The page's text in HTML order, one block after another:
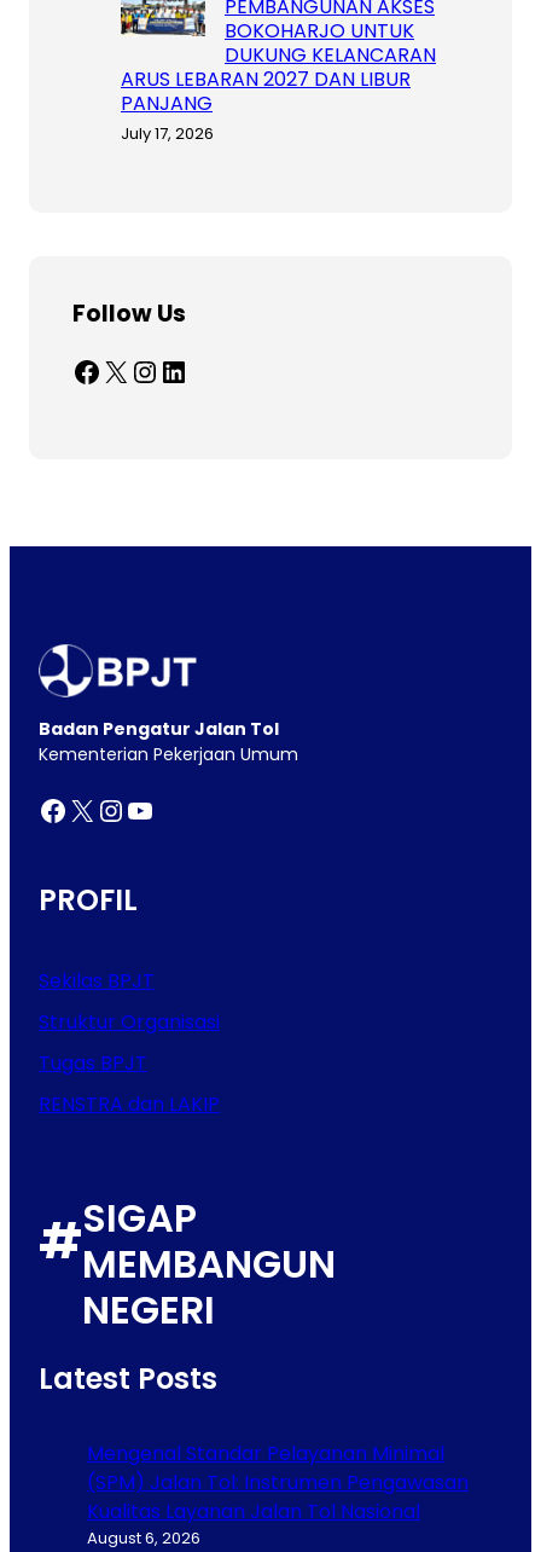
PEMBANGUNAN AKSES
BOKOHARJO UNTUK
DUKUNG KELANCARAN
ARUS LEBARAN 2027 DAN LIBUR
PANJANG
July 17, 2026
Follow Us
Facebook X InstagramLinkedIn
Badan Pengatur Jalan Tol
Kementerian Pekerjaan Umum
Facebook X InstagramYouTube
PROFIL
Sekilas BPJT
Struktur Organisasi
Tugas BPJT
RENSTRA dan LAKIP
#SIGAP
MEMBANGUN
NEGERI
Latest Posts
Mengenal Standar Pelayanan Minimal
(SPM) Jalan Tol: Instrumen Pengawasan
Kualitas Layanan Jalan Tol Nasional
August 6, 2026